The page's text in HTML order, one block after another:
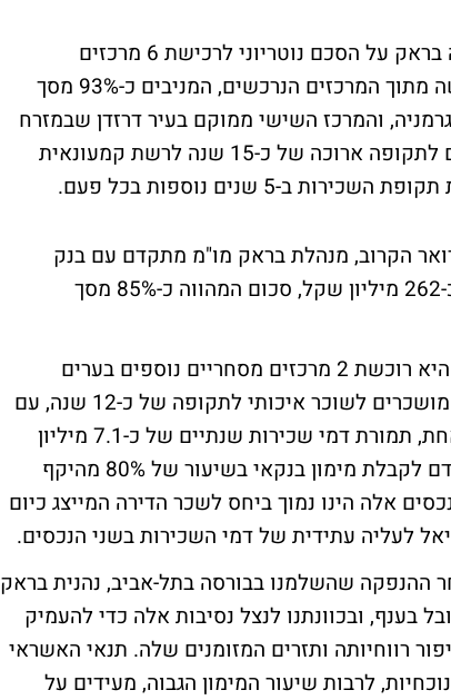
במסגרת העיסקה הראשונה - "עיסקת Titan" -חתמה בראק על הסכם נוטריוני לרכישת 6 מרכזים
מסחריים בגרמניה תמורת כ-309 מיליון שקל. חמישה מתוך המרכזים הנרכשים, המניבים כ-93% מסך
והמרכז השישי ממוקם בעיר דרזדן שבמזרח
המדינה. כל המרכזים המסחריים הנרכשים מושכרים לתקופה ארוכה של כ-15 שנה לרשת קמעונאית
הקרוב, מנהלת בראק מו"מ מתקדם עם בנק
בגרמניה, וזאת לקבלת הלוואת נון-ריקורס בסך של כ-262 מיליון שקל, סכום המהווה כ-85% מסך
במקביל חתמה החברה על עיסקת Mars, במסגרתה היא רוכשת 2 מרכזים מסחריים נוספים בערים
דיסלדורף וקלן תמורת כ-89 מיליון שקל . המרכזים מושכרים לשוכר איכותי לתקופה של כ-12 שנה, עם
3 אופצית להארכת התקופה ב-5 שנים נוספות כל אחת, תמורת דמי שכירות שנתיים של כ-7.1 מיליון
שקל. גם לצורך עיסקה זו מנהלת החברה מו"מ מתקדם לקבלת מימון בנקאי בשיעור של 80% מהיקף
אלה הינו נמוך ביחס לשכר הדירה המייצג כיום
לעליה עתידית של דמי השכירות בשני הנכסים.
ההנפקה שהשלמנו בבורסה בתל-אביב, נהנית בראק
בענף, ובכוונתנו לנצל נסיבות אלה כדי להעמיק
רווחיותה ותזרים המזומנים שלה. תנאי האשראי
לרבות שיעור המימון הגבוה, מעידים על